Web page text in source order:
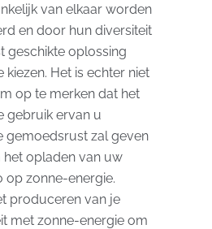
van elkaar worden
en door hun diversiteit
geschikte oplossing
Het is echter niet
op te merken dat het
gebruik ervan u
gemoedsrust zal geven
het opladen van uw
op zonne-energie.
produceren van je
met zonne-energie om